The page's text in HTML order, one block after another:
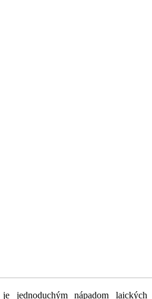
jednoduchým nápadom laických